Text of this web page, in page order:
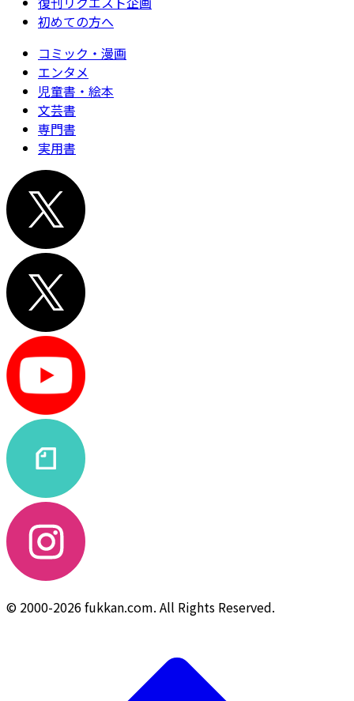
初めての方へ
コミック・漫画
エンタメ
児童書・絵本
文芸書
専門書
実用書
© 2000-2026 fukkan.com. All Rights Reserved.